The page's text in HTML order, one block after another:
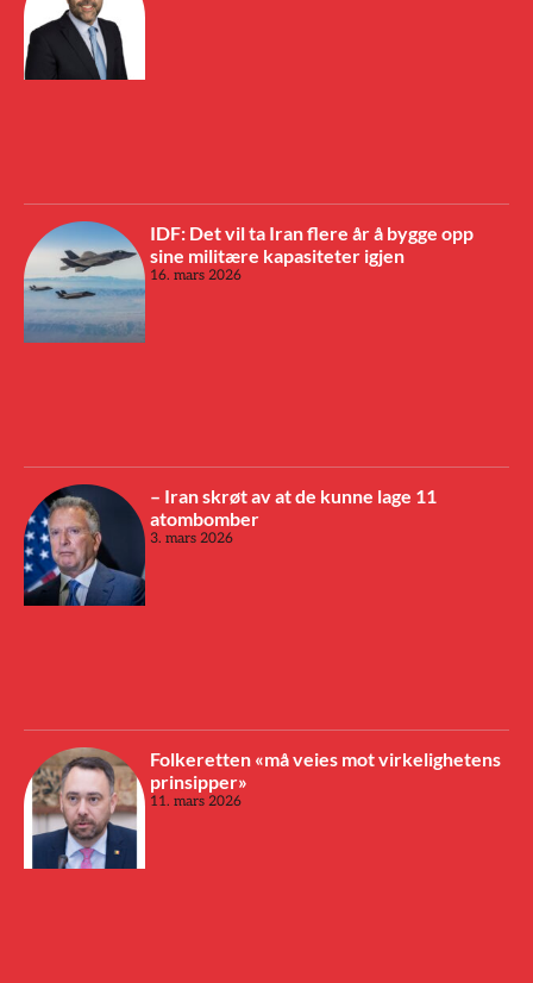
IDF: Det vil ta Iran flere år å bygge opp
sine militære kapasiteter igjen
16. mars 2026
– Iran skrøt av at de kunne lage 11
atombomber
3. mars 2026
Folkeretten «må veies mot virkelighetens
prinsipper»
11. mars 2026